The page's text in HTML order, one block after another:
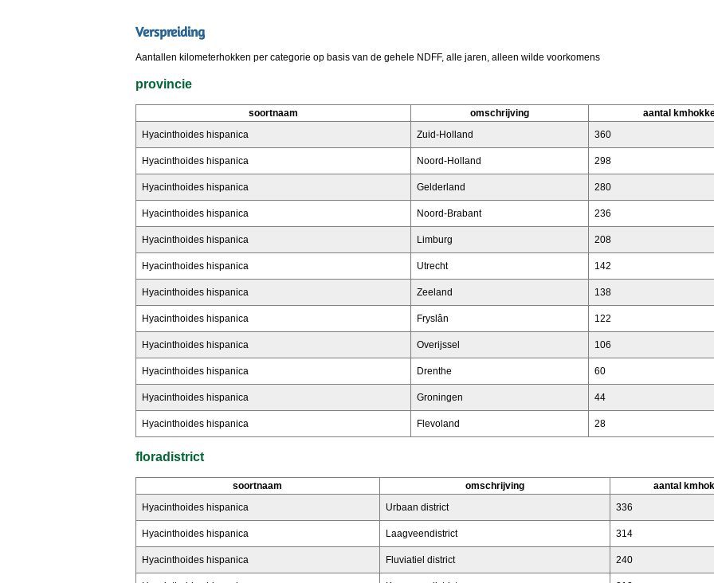
Verspreiding
Aantallen kilometerhokken per categorie op basis van de gehele NDFF, alle jaren, alleen wilde voorkomens
provincie
soortnaam omschrijving
aantal
Hyacinthoides hispanica
Zuid-Holland 360
Hyacinthoides hispanica Noord-Holland 298
Hyacinthoides hispanica Gelderland 280
Hyacinthoides hispanica Noord-Brabant 236
Hyacinthoides hispanica Limburg 208
Hyacinthoides hispanica Utrecht 142
Hyacinthoides hispanica Zeeland 138
Hyacinthoides hispanica Fryslân 122
Hyacinthoides hispanica Overijssel 106
Hyacinthoides hispanica Drenthe 60
Hyacinthoides hispanica Groningen 44
Hyacinthoides hispanica Flevoland 28
floradistrict
soortnaam omschrijving
aantal
Hyacinthoides hispanica
Urbaan district 336
Hyacinthoides hispanica Laagveendistrict 314
Hyacinthoides hispanica Fluviatiel district 240